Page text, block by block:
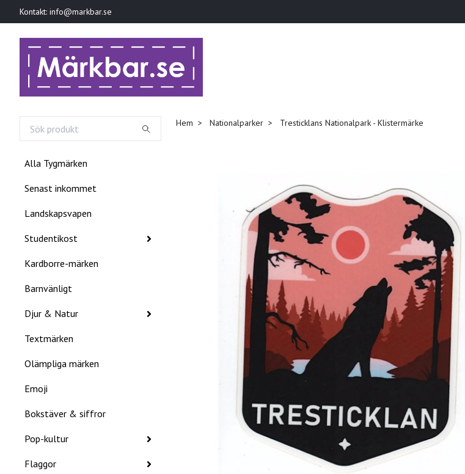
Kontakt: info@markbar.se
Alla Tygmärken
Senast inkommet
Landskapsvapen
Studentikost
Kardborre-märken
Barnvänligt
Djur & Natur
Textmärken
Olämpliga märken
Emoji
Bokstäver & siffror
Pop-kultur
Flaggor
Hem Nationalparker Tresticklans Nationalpark - Klistermärke